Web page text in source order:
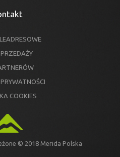
COOKIES
© 2018 Merida Polska